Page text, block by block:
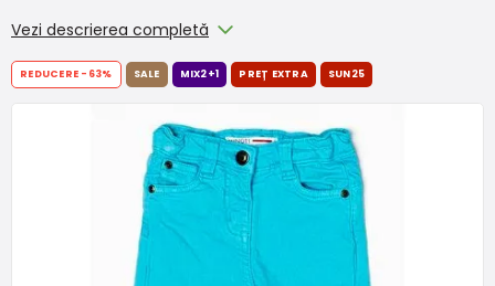
Vezi descrierea completă
REDUCERE -63% SALE MIX2+1 PREȚ EXTRA SUN25